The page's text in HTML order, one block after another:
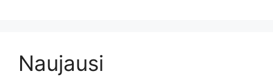
Naujausi